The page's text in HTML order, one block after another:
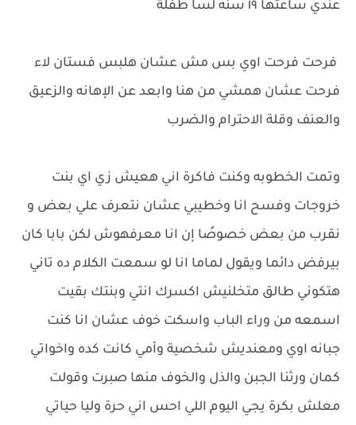
عندي ساعتها ١٩ سنه لسا طفلة
فرحت فرحت اوي بس مش عشان هلبس فستان لاء
فرحت عشان همشي من هنا وابعد عن الإهانه والزعيق
والعنف وقلة الاحترام والضرب
وتمت الخطوبه وكنت فاكرة اني هعيش زي اي بنت
خروجات وفسح انا وخطيبي عشان نتعرف علي بعض و
نقرب من بعض خصوصًا إن انا معرفهوش لكن بابا كان
بيرفض دائما ويقول لماما انا لو سمعت الكلام ده تاني
هتكوني طالق متخلنيش اكسرك انتي وبنتك بقيت
اسمعه من وراء الباب واسكت خوف عشان انا كنت
جبانه اوي ومعنديش شخصية وأمي كانت كده واخواتي
كمان ورثنا الجبن والذل والخوف منها صبرت وقولت
معلش بكرة يجي اليوم اللي احس اني حرة وليا حياتي